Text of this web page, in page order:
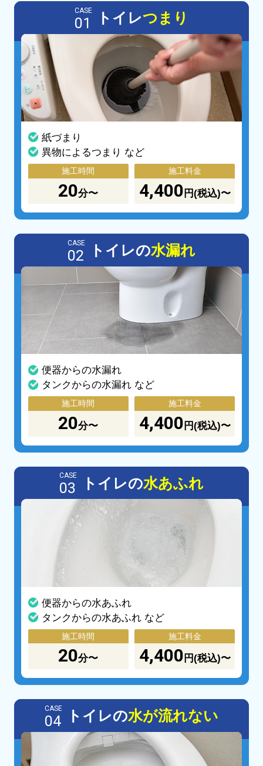
CASE
01 トイレつまり
紙づまり
異物によるつまり など
施工時間
20分〜
施工料金
4,400 円(税込)〜
CASE
02 トイレの水漏れ
便器からの水漏れ
タンクからの水漏れ など
施工時間
20分〜
施工料金
4,400 円(税込)〜
CASE
03 トイレの水あふれ
便器からの水あふれ
タンクからの水あふれ など
施工時間
20分〜
施工料金
4,400 円(税込)〜
CASE
04 トイレの水が流れない